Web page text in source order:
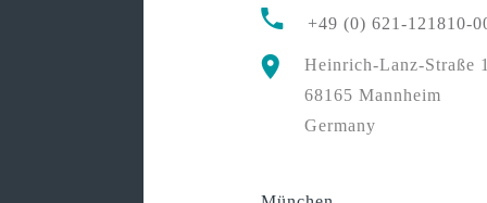
+49 (0) 621-121810-
Heinrich-Lanz-Straße
68165 Mannheim
Germany